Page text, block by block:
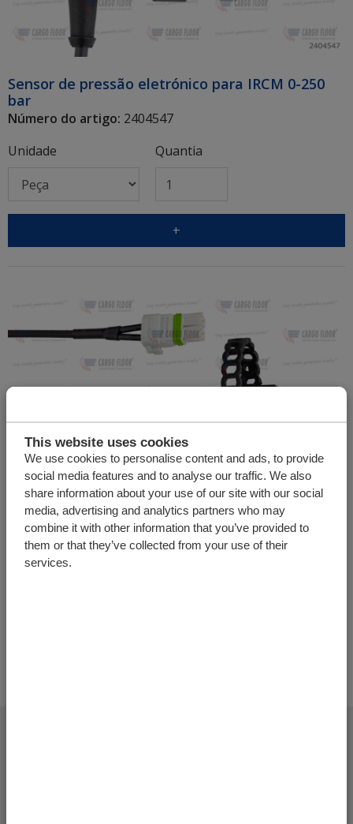
This website uses cookies
We use cookies to personalise content and ads, to provide
social media features and to analyse our traffic. We also
share information about your use of our site with our social
media, advertising and analytics partners who may
combine it with other information that you’ve provided to
them or that they’ve collected from your use of their
services.
Sensor de pressão eletrónico para IRCM 0-250
bar
Número do artigo: 2404547
Unidade
Quantia
+
Sensor de calor eletrónico para IRCM
Número do artigo:
6402029
Unidade
Quantia